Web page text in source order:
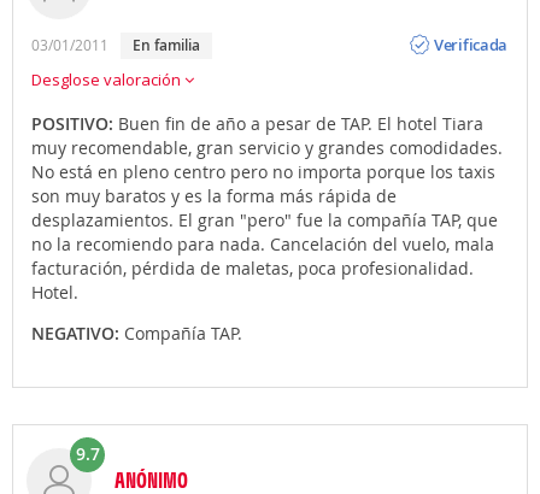
03/01/2011 en familia
Verificada
Desglose valoración
POSITIVO: Buen fin de año a pesar de TAP. El hotel Tiara
muy recomendable, gran servicio y grandes comodidades.
No está en pleno centro pero no importa porque los taxis
son muy baratos y es la forma más rápida de
desplazamientos. El gran "pero" fue la compañía TAP, que
no la recomiendo para nada. Cancelación del vuelo, mala
facturación, pérdida de maletas, poca profesionalidad.
Hotel.
NEGATIVO: Compañía TAP.
9.7
ANÓNIMO